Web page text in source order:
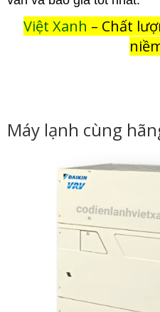
Việt Xanh – Chất
Máy lạnh cùng